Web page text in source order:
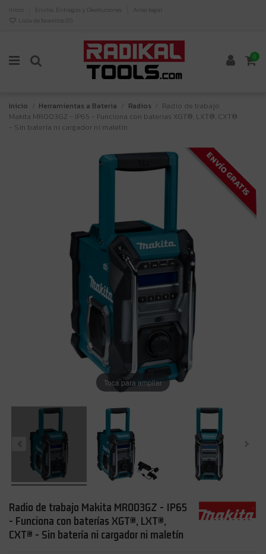
Inicio Envíos, Entregas y Devoluciones
Aviso legal
Lista de favoritos ( 0)
0
Inicio Herramientas a Bateria Radios
Radio de trabajo
Makita MR003GZ - IP65 - Funciona con baterías XGT®, LXT®, CXT®
- Sin batería ni cargador ni maletín
ENVÍO GRATIS
Toca para ampliar
Radio de trabajo Makita MR003GZ - IP65
- Funciona con baterías XGT®, LXT®,
CXT® - Sin batería ni cargador ni maletín